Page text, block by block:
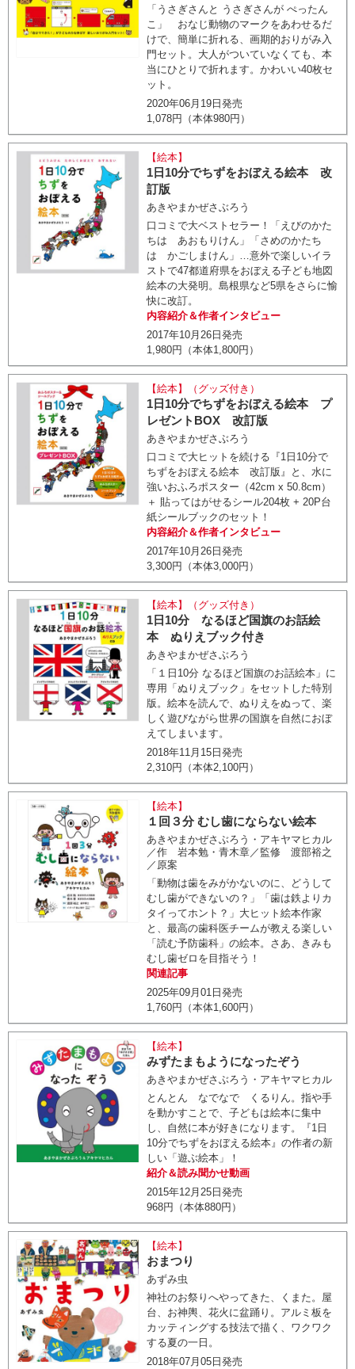
「うさぎさんと うさぎさんが ぺったん
こ」 おなじ動物のマークをあわせるだ
けで、簡単に折れる、画期的おりがみ入
門セット。大人がついていなくても、本
当にひとりで折れます。かわいい40枚セ
ット。
2020年06月19日発売
1,078円（本体980円）
【絵本】
1日10分でちずをおぼえる絵本 改
訂版
あきやまかぜさぶろう
口コミで大ベストセラー！「えびのかた
ちは あおもりけん」「さめのかたち
は かごしまけん」…意外で楽しいイラ
ストで47都道府県をおぼえる子ども地図
絵本の大発明。島根県など5県をさらに愉
快に改訂。
内容紹介＆作者インタビュー
2017年10月26日発売
1,980円（本体1,800円）
【絵本】（グッズ付き）
1日10分でちずをおぼえる絵本 プ
レゼントBOX 改訂版
あきやまかぜさぶろう
口コミで大ヒットを続ける『1日10分で
ちずをおぼえる絵本 改訂版』と、水に
強いおふろポスター（42cm x 50.8cm）
＋ 貼ってはがせるシール204枚 + 20P台
紙シールブックのセット！
内容紹介＆作者インタビュー
2017年10月26日発売
3,300円（本体3,000円）
【絵本】（グッズ付き）
1日10分 なるほど国旗のお話絵
本 ぬりえブック付き
あきやまかぜさぶろう
「１日10分 なるほど国旗のお話絵本」に
専用「ぬりえブック」をセットした特別
版。絵本を読んで、ぬりえをぬって、楽
しく遊びながら世界の国旗を自然におぼ
えてしまいます。
2018年11月15日発売
2,310円（本体2,100円）
【絵本】
１回３分 むし歯にならない絵本
あきやまかぜさぶろう・アキヤマヒカル
／作 岩本勉・青木章／監修 渡部裕之
／原案
「動物は歯をみがかないのに、どうして
むし歯ができないの？」「歯は鉄よりカ
タイってホント？」大ヒット絵本作家
と、最高の歯科医チームが教える楽しい
「読む予防歯科」の絵本。さあ、きみも
むし歯ゼロを目指そう！
関連記事
2025年09月01日発売
1,760円（本体1,600円）
【絵本】
みずたまもようになったぞう
あきやまかぜさぶろう・アキヤマヒカル
とんとん なでなで くるりん。指や手
を動かすことで、子どもは絵本に集中
し、自然に本が好きになります。『1日
10分でちずをおぼえる絵本』の作者の新
しい「遊ぶ絵本」！
紹介＆読み聞かせ動画
2015年12月25日発売
968円（本体880円）
【絵本】
おまつり
あずみ虫
神社のお祭りへやってきた、くまた。屋
台、お神輿、花火に盆踊り。アルミ板を
カッティングする技法で描く、ワクワク
する夏の一日。
2018年07月05日発売